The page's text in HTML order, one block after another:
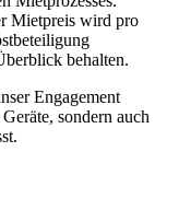
Mietpreis wird pro
behalten.
Engagement
sondern auch